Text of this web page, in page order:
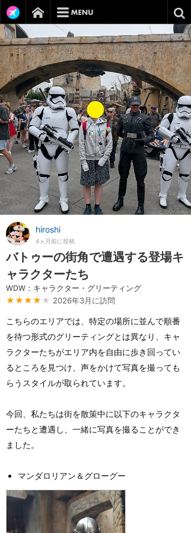
hiroshi
4ヵ月前に投稿
バトゥーの街角で遭遇する登場キ
ャラクターたち
WDW：キャラクター・グリーティング
★★★★ ★ 2026年3月に訪問
こちらのエリアでは、特定の場所に並んで順番
を待つ形式のグリーティングとは異なり、キャ
ラクターたちがエリア内を自由に歩き回ってい
るところを見つけ、声をかけて写真を撮っても
らうスタイルが取られています。
今回、私たちは街を散策中に以下のキャラクタ
ーたちと遭遇し、一緒に写真を撮ることができ
ました。
マンダロリアン＆グローグー